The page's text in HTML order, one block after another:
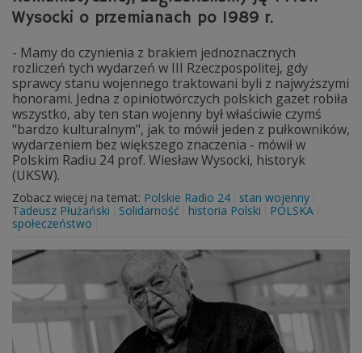
Wysocki o przemianach po 1989 r.
- Mamy do czynienia z brakiem jednoznacznych
rozliczeń tych wydarzeń w III Rzeczpospolitej, gdy
sprawcy stanu wojennego traktowani byli z najwyższymi
honorami. Jedna z opiniotwórczych polskich gazet robiła
wszystko, aby ten stan wojenny był właściwie czymś
"bardzo kulturalnym", jak to mówił jeden z pułkowników,
wydarzeniem bez większego znaczenia - mówił w
Polskim Radiu 24 prof. Wiesław Wysocki, historyk
(UKSW).
Zobacz więcej na temat: Polskie Radio 24
stan wojenny
Tadeusz Płużański
Solidarność historia Polski
POLSKA
społeczeństwo